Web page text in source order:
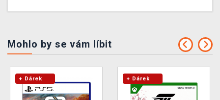
Mohlo by se vám líbit
+ Dárek + Dárek